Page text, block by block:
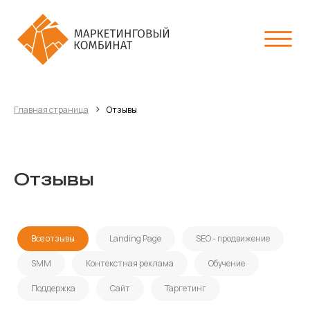
Главная страница › Отзывы
Отзывы
Все отзывы Landing Page SEO - продвижение
SMM Контекстная реклама Обучение
Поддержка Сайт Таргетинг